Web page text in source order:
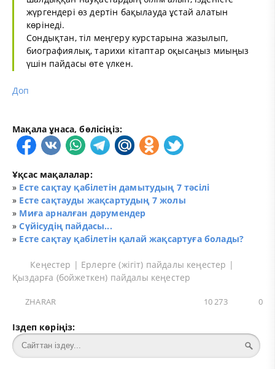
жүргендері өз дертін бақылауда ұстай алатын
көрінеді.
Сондықтан, тіл меңгеру курстарына жазылып,
биографиялық, тарихи кітаптар оқысаңыз миыңыз
үшін пайдасы өте үлкен.
Доп
Мақала ұнаса, бөлісіңіз:
Ұқсас мақалалар:
» Есте сақтау қабілетін дамытудың 7 тәсілі
» Есте сақтауды жақсартудың 7 жолы
» Миға арналған дәрумендер
»Сүйісудің пайдасы...
» Есте сақтау қабілетін қалай жақсартуға болады?
Кеңестер | Ерлерге (жігіт) пайдалы кеңестер |
Қыздарға (бойжеткен) пайдалы кеңестер
ZHARAR 0
10 273
Іздеп көріңіз: